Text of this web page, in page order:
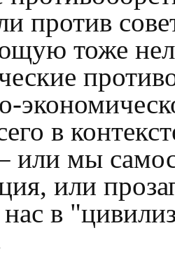
против
тоже
в
или мы
или
в